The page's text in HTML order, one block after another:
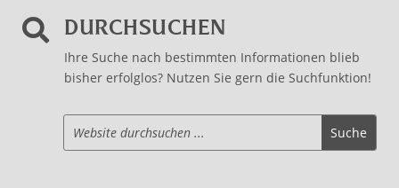
 DURCHSUCHEN
Ihre Suche nach bestimmten Informationen blieb
bisher erfolglos? Nutzen Sie gern die Suchfunktion!